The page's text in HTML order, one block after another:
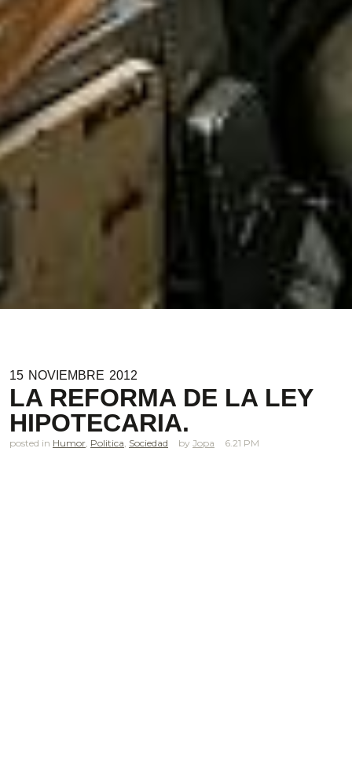
15 NOVIEMBRE 2012
LA REFORMA DE LA LEY
HIPOTECARIA.
posted in Humor, Politica, Sociedad Jopa 6.21 PM